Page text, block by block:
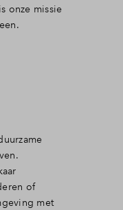
onze missie
of
met